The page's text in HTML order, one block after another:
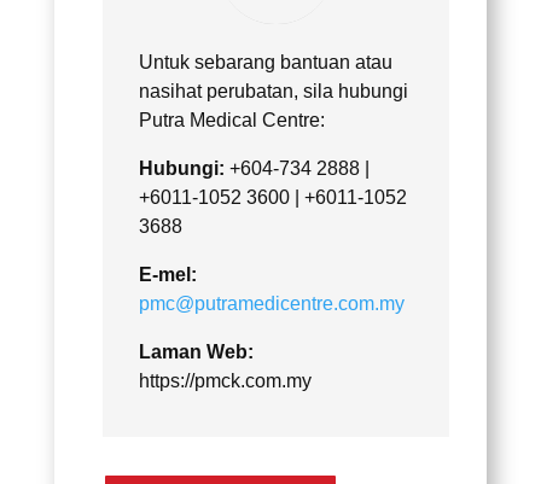
Untuk sebarang bantuan atau
nasihat perubatan, sila hubungi
Putra Medical Centre:
Hubungi: +604-734 2888 |
+6011-1052 3600 | +6011-1052
3688
E-mel:
pmc@putramedicentre.com.my
Laman Web:
https://pmck.com.my